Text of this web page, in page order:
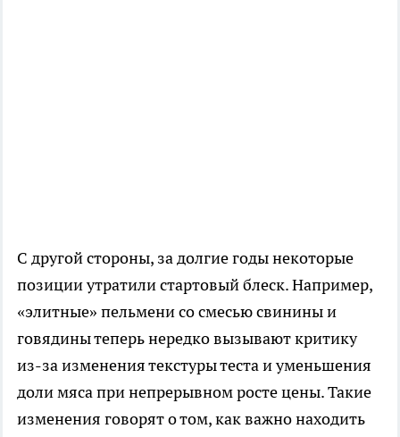
С другой стороны, за долгие годы некоторые
позиции утратили стартовый блеск. Например,
«элитные» пельмени со смесью свинины и
говядины теперь нередко вызывают критику
из-за изменения текстуры теста и уменьшения
доли мяса при непрерывном росте цены. Такие
изменения говорят о том, как важно находить